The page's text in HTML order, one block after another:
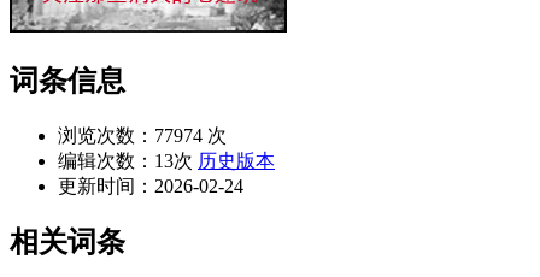
词条信息
浏览次数： 77974 次
编辑次数： 13次 历史版本
更新时间： 2026-02-24
相关词条